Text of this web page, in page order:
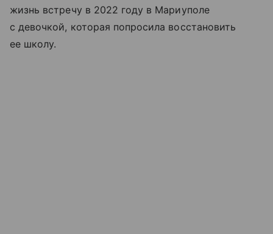
жизнь встречу в 2022 году в Мариуполе
с девочкой, которая попросила восстановить
ее школу.